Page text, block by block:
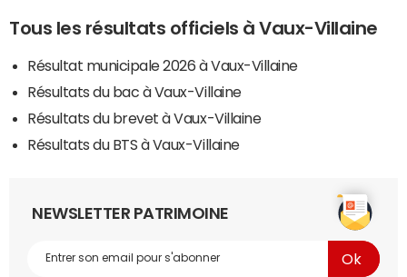
Tous les résultats officiels à Vaux-Villaine
Résultat municipale 2026 à Vaux-Villaine
Résultats du bac à Vaux-Villaine
Résultats du brevet à Vaux-Villaine
Résultats du BTS à Vaux-Villaine
NEWSLETTER PATRIMOINE